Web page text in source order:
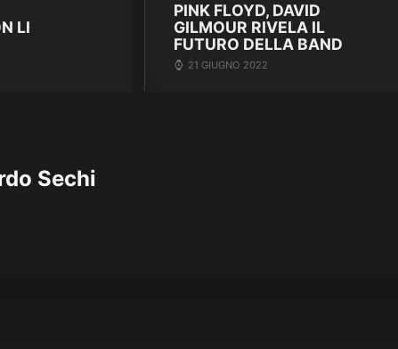
LI
PINK FLOYD, DAVID
GILMOUR RIVELA IL
FUTURO DELLA BAND
21 GIUGNO 2022
Sechi